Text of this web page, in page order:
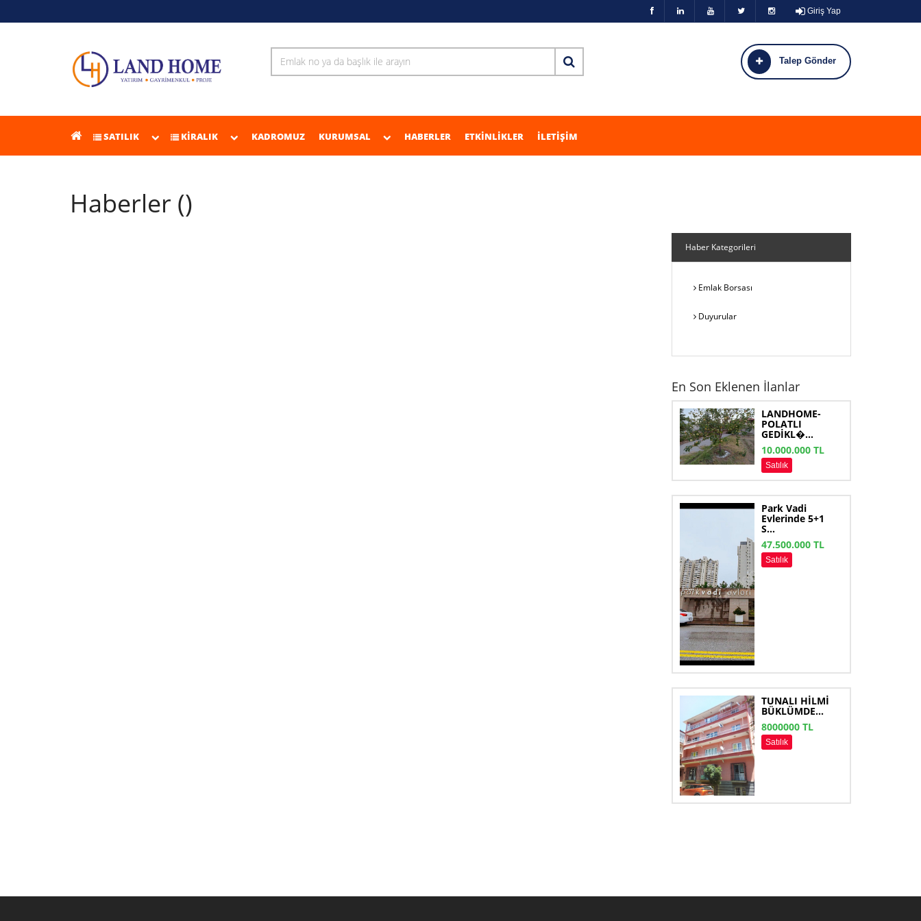
Giriş Yap
Talep Gönder
SATILIK KİRALIK KADROMUZ KURUMSAL HABERLER ETKİNLİKLER İLETİŞİM
Haberler ()
Haber Kategorileri
Emlak Borsası
Duyurular
En Son Eklenen İlanlar
LANDHOME-
POLATLI
GEDİKL�...
10.000.000 TL
Satılık
Park Vadi
Evlerinde 5+1
S...
47.500.000 TL
Satılık
TUNALI HİLMİ
BÜKLÜMDE...
8000000 TL
Satılık